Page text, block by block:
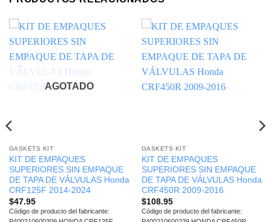
AGOTADO
GASKETS KIT
KIT DE EMPAQUES
SUPERIORES SIN EMPAQUE
DE TAPA DE VÁLVULAS Honda
CRF125F 2014-2024
$47.95
Código de producto del fabricante:
GASKETS KIT
KIT DE EMPAQUES
SUPERIORES SIN EMPAQUE
DE TAPA DE VÁLVULAS Honda
CRF450R 2009-2016
$108.95
Código de producto del fabricante: